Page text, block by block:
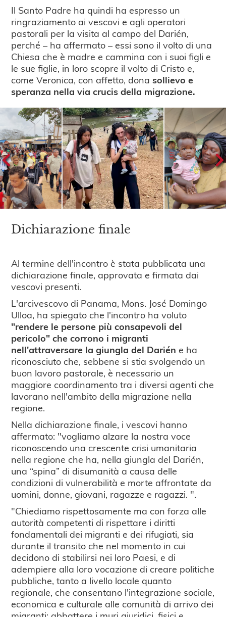
Il Santo Padre ha quindi ha espresso un
ringraziamento ai vescovi e agli operatori
pastorali per la visita al campo del Darién,
perché – ha affermato – essi sono il volto di una
Chiesa che è madre e cammina con i suoi figli e
le sue figlie, in loro scopre il volto di Cristo e,
come Veronica, con affetto, donasollievo e
speranza nella via crucis della migrazione.
Dichiarazione finale
Al termine dell'incontro è stata pubblicata una
dichiarazione finale, approvata e firmata dai
vescovi presenti.
L'arcivescovo di Panama, Mons. José Domingo
Ulloa, ha spiegato che l'incontro ha voluto
"rendere le persone più consapevoli del
pericolo" che corrono i migranti
nell'attraversare la giungla del Dariéne ha
riconosciuto che, sebbene si stia svolgendo un
buon lavoro pastorale, è necessario un
maggiore coordinamento tra i diversi agenti che
lavorano nell'ambito della migrazione nella
regione.
Nella dichiarazione finale, i vescovi hanno
affermato: "vogliamo alzare la nostra voce
riconoscendo una crescente crisi umanitaria
nella regione che ha, nella giungla del Darién,
una “spina” di disumanità a causa delle
condizioni di vulnerabilità e morte affrontate da
uomini, donne, giovani, ragazze e ragazzi. ".
"Chiediamo rispettosamente ma con forza alle
autorità competenti di rispettare i diritti
fondamentali dei migranti e dei rifugiati, sia
durante il transito che nel momento in cui
decidono di stabilirsi nei loro Paesi, e di
adempiere alla loro vocazione di creare politiche
pubbliche, tanto a livello locale quanto
regionale, che consentano l'integrazione sociale,
economica e culturale alle comunità di arrivo dei